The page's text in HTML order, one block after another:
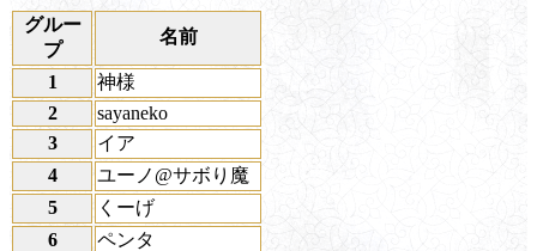
グルー
プ
名前
1
神様
2
sayaneko
3
イア
4
ユーノ@サボり魔
5
くーげ
6
ペンタ